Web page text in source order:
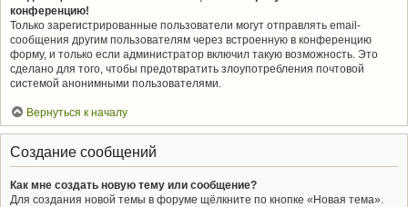
конференцию!
Только зарегистрированные пользователи могут отправлять email-
сообщения другим пользователям через встроенную в конференцию
форму, и только если администратор включил такую возможность. Это
сделано для того, чтобы предотвратить злоупотребления почтовой
системой анонимными пользователями.
Вернуться к началу
Создание сообщений
Как мне создать новую тему или сообщение?
Для создания новой темы в форуме щёлкните по кнопке «Новая тема».